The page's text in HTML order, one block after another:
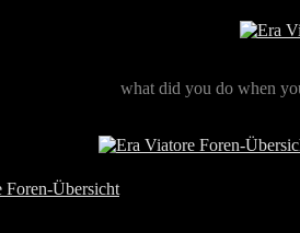
what did you do when
Foren-Übersicht